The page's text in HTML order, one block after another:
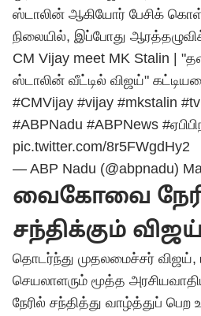
ஸ்டாலின் ஆகியோர் பேசிக்
நிலையில், இப்போது
CM Vijay meet MK Stalin |
ஸ்டாலின் வீட்டில் விஜய்"
#CMVijay #vijay #mkstalin
#ABPNadu #ABPNews
pic.twitter.com/8r5FWgdHy2
— ABP Nadu (@abpnadu)
வைகோவை
சந்திக்கும் விஜய்
தொடர்ந்து முதலமைச்சர் விஜய்,
செயலாளரும் மூத்த
நேரில் சந்தித்து வாழ்த்துப்